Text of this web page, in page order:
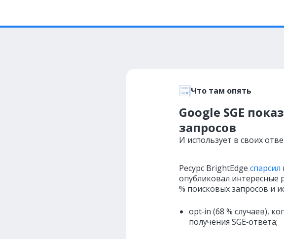
Что там опять
Google SGE
запросов
И использует в своих
Ресурс BrightEdge спарсил
опубликовал интересные
% поисковых запросов и
opt‑in (68 % случаев),
получения SGE‑ответа;